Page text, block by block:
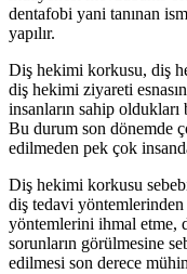
dentafobi yani tanınan
yapılır.
Diş hekimi korkusu, diş
diş hekimi ziyareti
insanların sahip
Bu durum son dönemde
edilmeden pek çok
Diş hekimi korkusu
diş tedavi
yöntemlerini ihmal etme,
sorunların görülmesine
edilmesi son derece